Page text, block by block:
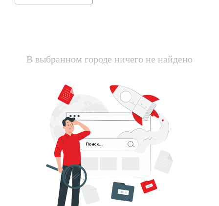
В выбранном городе ничего не найдено